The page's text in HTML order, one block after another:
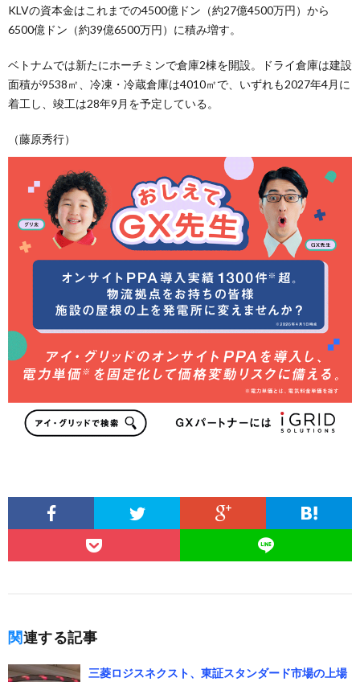
KLVの資本金はこれまでの4500億ドン（約27億4500万円）から
6500億ドン（約39億6500万円）に積み増す。
ベトナムでは新たにホーチミンで倉庫2棟を開設。ドライ倉庫は建設
面積が9538㎡、冷凍・冷蔵倉庫は4010㎡で、いずれも2027年4月に
着工し、竣工は28年9月を予定している。
（藤原秀行）
関連する記事
三菱ロジスネクスト、東証スタンダード市場の上場